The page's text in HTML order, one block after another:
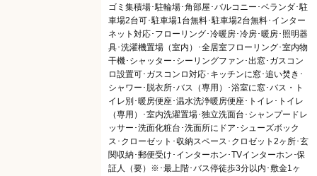
ゴミ集積場･駐輪場･角部屋･バルコニー･ベランダ･駐
車場2台可･駐車場1台無料･駐車場2台無料･インター
ネット対応･フローリング･冷暖房･冷房･暖房･照明器
具･洗濯機置場（室内）･全居室フローリング･室内物
干機･シャッター･シーリングファン･出窓･ガスコン
ロ設置可･ガスコンロ対応･キッチンに窓･追い焚き･
シャワー･脱衣所･バス（専用）･浴室に窓･バス・ト
イレ別･暖房便座･温水洗浄暖房便座･トイレ･トイレ
（専用）･室内洗濯置場･独立洗面台･シャンプードレ
ッサー･洗面化粧台･洗面所にドア･シューズボック
ス･クローゼット･収納スペース･クロゼット2ヶ所･玄
関収納･郵便受け･インターホン･TVインターホン･保
証人（要）※･最上階･バス停徒歩3分以内･敷金1ヶ